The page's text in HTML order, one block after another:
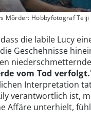
Mörder: Hobbyfotograf
die labile Lucy
Geschehnisse
vom Tod
Interpretation
verantwortlich ist,
Affäre unterhielt,